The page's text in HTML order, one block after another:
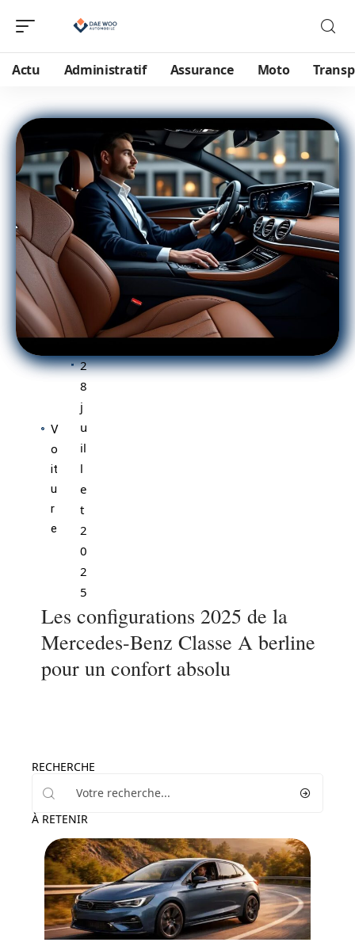
Actu Administratif Assurance Moto
V
o
it
u
r
e
2
8
j
u
il
l
e
t
2
0
2
5
Les configurations 2025 de la
Mercedes-Benz Classe A berline
pour un confort absolu
RECHERCHE
À RETENIR
Actu